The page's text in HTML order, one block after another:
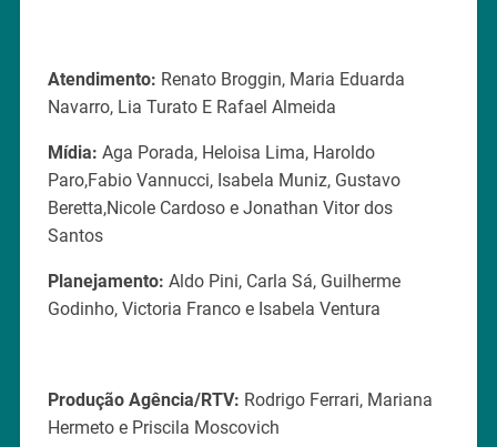
Atendimento: Renato Broggin, Maria Eduarda
Navarro, Lia Turato E Rafael Almeida
Mídia: Aga Porada, Heloisa Lima, Haroldo
Paro,Fabio Vannucci, Isabela Muniz, Gustavo
Beretta,Nicole Cardoso e Jonathan Vitor dos
Santos
Planejamento: Aldo Pini, Carla Sá, Guilherme
Godinho, Victoria Franco e Isabela Ventura
Produção Agência/RTV: Rodrigo Ferrari, Mariana
Hermeto e Priscila Moscovich